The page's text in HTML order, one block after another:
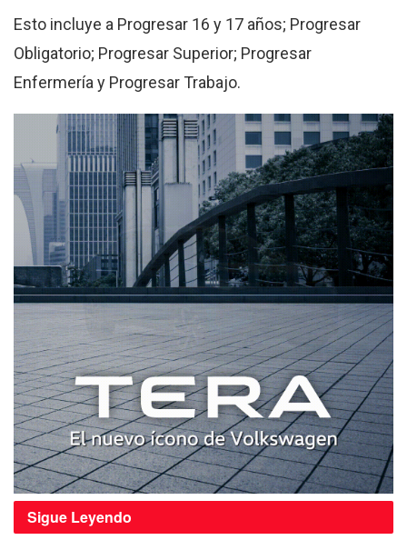
Esto incluye a Progresar 16 y 17 años; Progresar
Obligatorio; Progresar Superior; Progresar
Enfermería y Progresar Trabajo.
Sigue Leyendo